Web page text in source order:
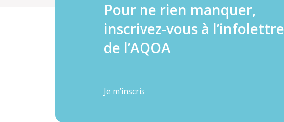
Pour ne rien manquer,
inscrivez-vous à l’infolettre
de l’AQOA
Je m’inscris